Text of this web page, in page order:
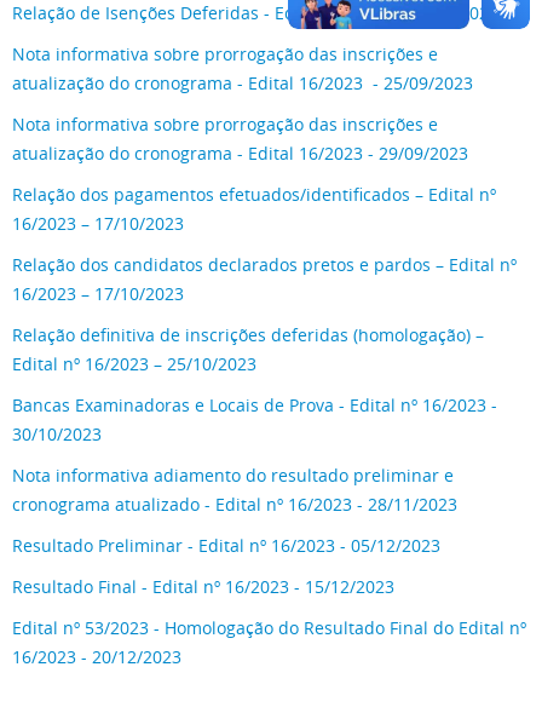
Relação de Isenções Deferidas - Edital 16/2023 - 20/09/2023
Nota informativa sobre prorrogação das inscrições e
atualização do cronograma - Edital 16/2023 - 25/09/2023
Nota informativa sobre prorrogação das inscrições e
atualização do cronograma - Edital 16/2023 - 29/09/2023
Relação dos pagamentos efetuados/identificados – Edital nº
16/2023 – 17/10/2023
Relação dos candidatos declarados pretos e pardos – Edital nº
16/2023 – 17/10/2023
Relação definitiva de inscrições deferidas (homologação) –
Edital nº 16/2023 – 25/10/2023
Bancas Examinadoras e Locais de Prova - Edital nº 16/2023 -
30/10/2023
Nota informativa adiamento do resultado preliminar e
cronograma atualizado - Edital nº 16/2023 - 28/11/2023
Resultado Preliminar - Edital nº 16/2023 - 05/12/2023
Resultado Final - Edital nº 16/2023 - 15/12/2023
Edital nº 53/2023 - Homologação do Resultado Final do Edital nº
16/2023 - 20/12/2023